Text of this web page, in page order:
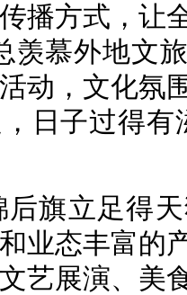
播方式，让
羡慕外地文
动，文化氛
日子过得有
后旗立足得
业态丰富的
艺展演、美